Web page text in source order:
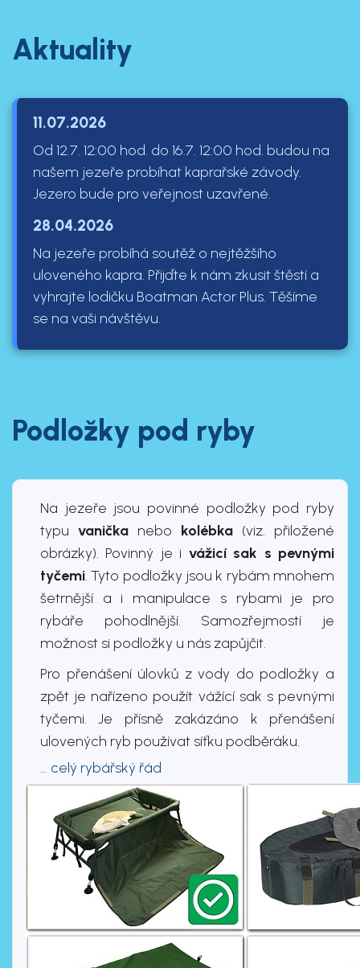
Aktuality
11.07.2026
Od 12.7. 12:00 hod. do 16.7. 12:00 hod. budou na
našem jezeře probíhat kaprařské závody.
Jezero bude pro veřejnost uzavřené.
28.04.2026
Na jezeře probíhá soutěž o nejtěžšího
uloveného kapra. Přijďte k nám zkusit štěstí a
vyhrajte lodičku Boatman Actor Plus. Těšíme
se na vaši návštěvu.
Podložky pod ryby
Na jezeře jsou povinné podložky pod ryby
typu vanička nebo kolébka (viz. přiložené
obrázky). Povinný je i vážicí sak s pevnými
tyčemi. Tyto podložky jsou k rybám mnohem
šetrnější a i manipulace s rybami je pro
rybáře pohodlnější. Samozřejmostí je
možnost si podložky u nás zapůjčit.
Pro přenášení úlovků z vody do podložky a
zpět je nařízeno použít vážící sak s pevnými
tyčemi. Je přísně zakázáno k přenášení
ulovených ryb používat síťku podběráku.
… celý rybářský řád